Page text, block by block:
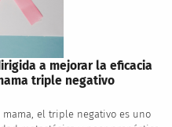
a mejorar la eficacia
triple negativo
el triple negativo es uno